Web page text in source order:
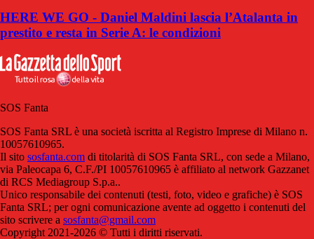
HERE WE GO - Daniel Maldini lascia l’Atalanta in
prestito e resta in Serie A: le condizioni
SOS Fanta
SOS Fanta SRL è una società iscritta al Registro Imprese di Milano n.
10057610965.
Il sito sosfanta.com di titolarità di SOS Fanta SRL, con sede a Milano,
via Paleocapa 6, C.F./PI 10057610965 è affiliato al network Gazzanet
di RCS Mediagroup S.p.a..
Unico responsabile dei contenuti (testi, foto, video e grafiche) è SOS
Fanta SRL; per ogni comunicazione avente ad oggetto i contenuti del
sito scrivere a sosfanta@gmail.com
Copyright 2021-2026 © Tutti i diritti riservati.